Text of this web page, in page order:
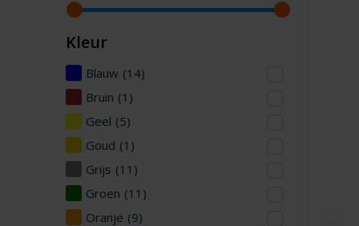
Kleur
Blauw (14)
Bruin (1)
Geel (5)
Goud (1)
Grijs (11)
Groen (11)
Oranje (9)